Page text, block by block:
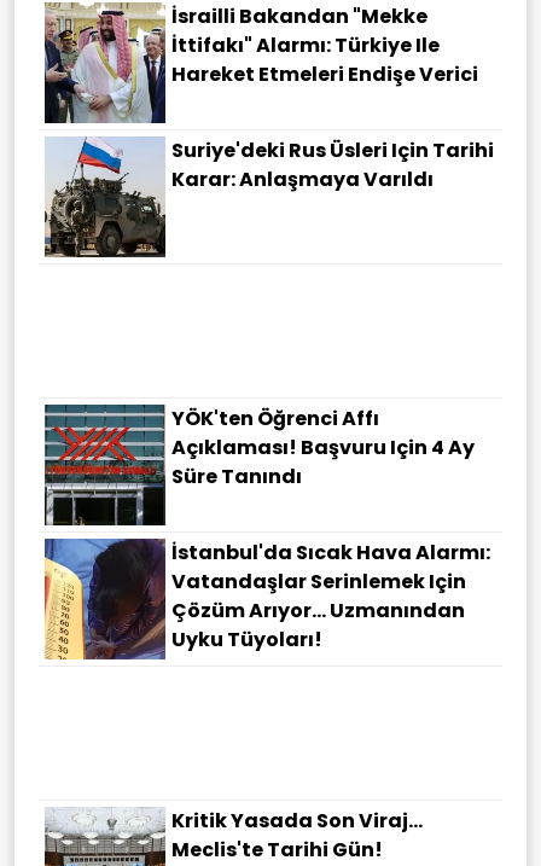
İsrailli Bakandan "Mekke
İttifakı" Alarmı: Türkiye Ile
Hareket Etmeleri Endişe Verici
Suriye'deki Rus Üsleri Için Tarihi
Karar: Anlaşmaya Varıldı
YÖK'ten Öğrenci Affı
Açıklaması! Başvuru Için 4 Ay
Süre Tanındı
İstanbul'da Sıcak Hava Alarmı:
Vatandaşlar Serinlemek Için
Çözüm Arıyor... Uzmanından
Uyku Tüyoları!
Kritik Yasada Son Viraj...
Meclis'te Tarihi Gün!